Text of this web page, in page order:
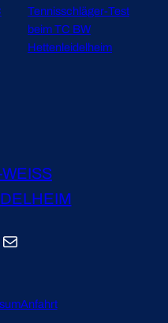
Tennisschläger-Test
beim TC BW
Hettenleidelheim
E-Mail
Anfahrt